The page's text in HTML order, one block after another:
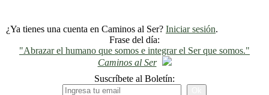
¿Ya tienes una cuenta en Caminos al Ser? Iniciar sesión.
Frase del día:
"Abrazar el humano que somos e integrar el Ser que somos."
Caminos al Ser
Suscríbete al Boletín: